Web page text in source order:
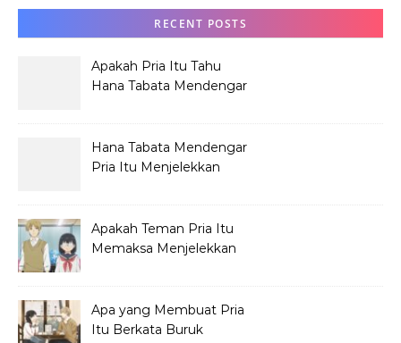
RECENT POSTS
Apakah Pria Itu Tahu
Hana Tabata Mendengar
Hana Tabata Mendengar
Pria Itu Menjelekkan
Apakah Teman Pria Itu
Memaksa Menjelekkan
Apa yang Membuat Pria
Itu Berkata Buruk